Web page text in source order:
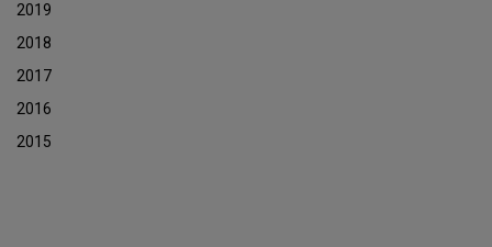
2019
2018
2017
2016
2015